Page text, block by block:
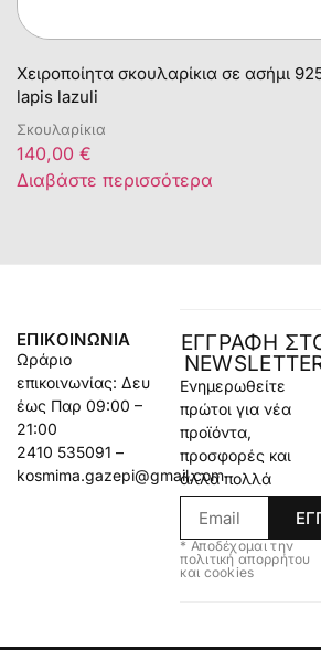
Χειροποίητα σκουλαρίκια σε ασήμι
lapis lazuli
Σκουλαρίκια
140,00 €
Διαβάστε περισσότερα
ΕΠΙΚΟΙΝΩΝΊΑ
Ωράριο
επικοινωνίας: Δευ
έως Παρ 09:00 –
21:00
2410 535091 –
kosmima.gazepi@gmail.com
ΕΓΓΡΑΦΗ
Ενημερωθείτε
πρώτοι για νέα
προϊόντα,
προσφορές και
άλλα πολλά
* Αποδέχομαι την
πολιτική απορρήτου
και cookies